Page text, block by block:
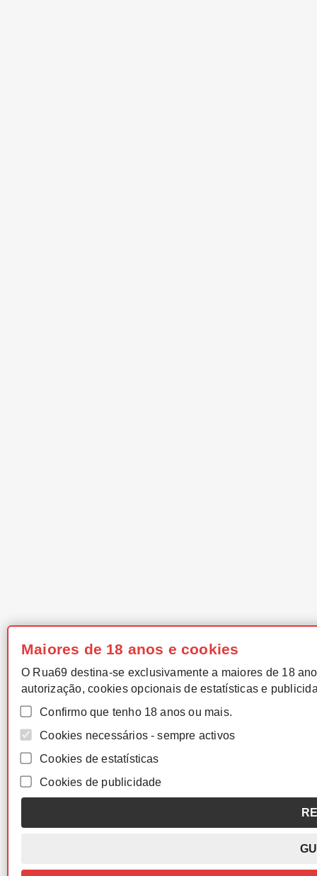
Maiores de 18 anos e cookies
O Rua69 destina-se exclusivamente a maiores de 18
autorização, cookies opcionais de estatísticas e
Confirmo que tenho 18 anos ou mais.
Cookies necessários - sempre activos
Cookies de estatísticas
Cookies de publicidade